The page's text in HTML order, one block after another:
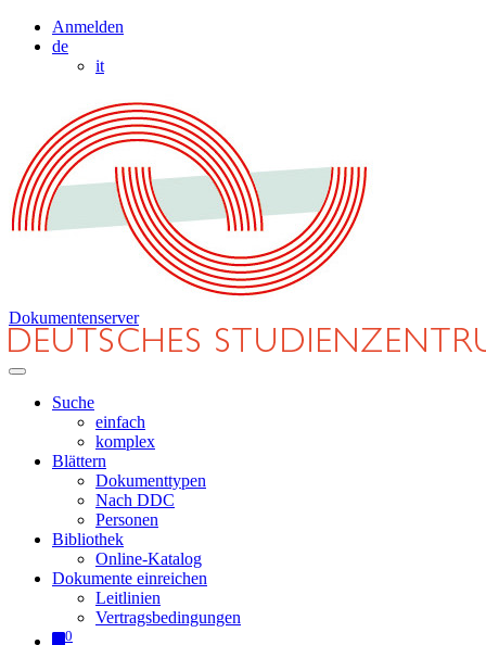
Anmelden
de
it
Dokumentenserver
Suche
einfach
komplex
Blättern
Dokumenttypen
Nach DDC
Personen
Bibliothek
Online-Katalog
Dokumente einreichen
Leitlinien
Vertragsbedingungen
0